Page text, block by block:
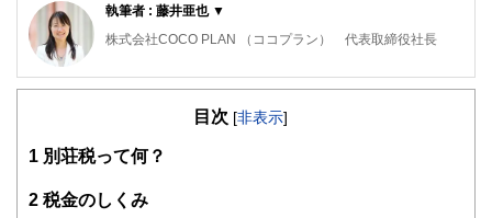
執筆者 : 藤井亜也 ▼
株式会社COCO PLAN （ココプラン） 代表取締役社長
教育カウンセラー、派遣コーディネーター、秘書等、様々な
ナンシャルプランナーの資格を取得。
応援したい」という想いからCOCO PLANを設立。
広く活動中。
目次 [非表示]
1 別荘税って何？
2 税金のしくみ